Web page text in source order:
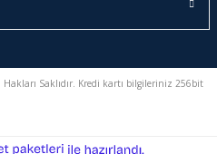
Hakları Saklıdır. Kredi kartı bilgileriniz 256bit
e-